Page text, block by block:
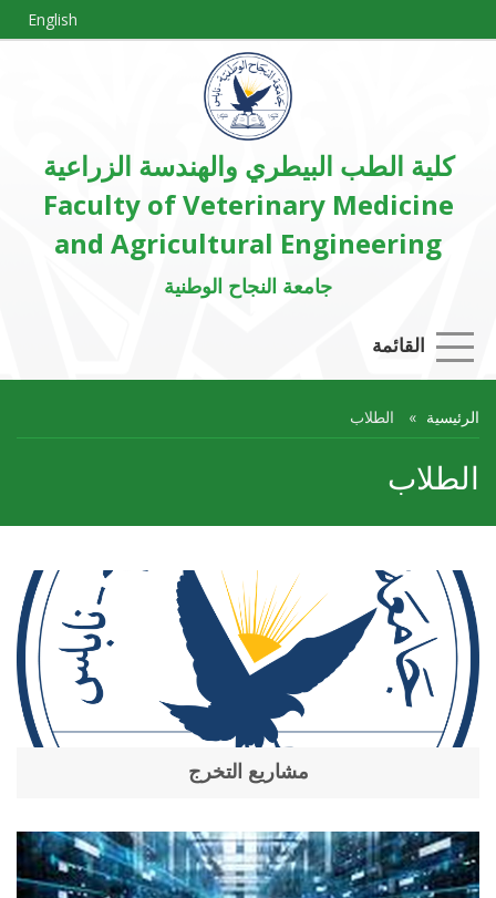
English
كلية الطب البيطري والهندسة الزراعية
Faculty of Veterinary Medicine
and Agricultural Engineering
جامعة النجاح الوطنية
القائمة
الرئيسية الطلاب
الطلاب
مشاريع التخرج